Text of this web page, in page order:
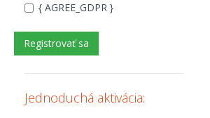
{ AGREE_GDPR }
Jednoduchá aktivácia: